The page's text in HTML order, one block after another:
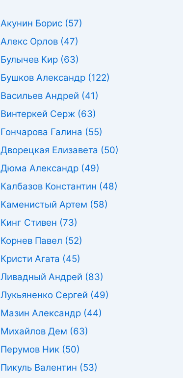
Акунин Борис (57)
Алекс Орлов (47)
Булычев Кир (63)
Бушков Александр (122)
Васильев Андрей (41)
Винтеркей Серж (63)
Гончарова Галина (55)
Дворецкая Елизавета (50)
Дюма Александр (49)
Калбазов Константин (48)
Каменистый Артем (58)
Кинг Стивен (73)
Корнев Павел (52)
Кристи Агата (45)
Ливадный Андрей (83)
Лукьяненко Сергей (49)
Мазин Александр (44)
Михайлов Дем (63)
Перумов Ник (50)
Пикуль Валентин (53)